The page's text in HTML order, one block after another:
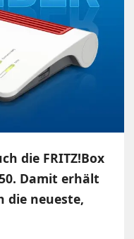
die FRITZ!Box
Damit erhält
die neueste,